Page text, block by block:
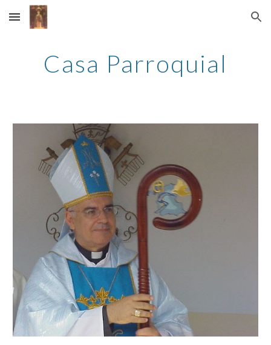
Skip to main content Skip to navigation
Casa Parroquial